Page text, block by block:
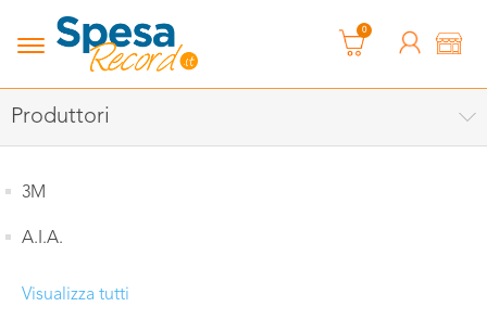
0
Produttori
3M
A.I.A.
Visualizza tutti